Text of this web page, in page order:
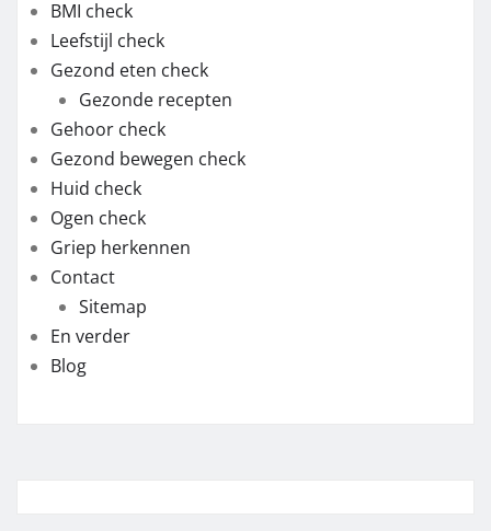
BMI check
Leefstijl check
Gezond eten check
Gezonde recepten
Gehoor check
Gezond bewegen check
Huid check
Ogen check
Griep herkennen
Contact
Sitemap
En verder
Blog